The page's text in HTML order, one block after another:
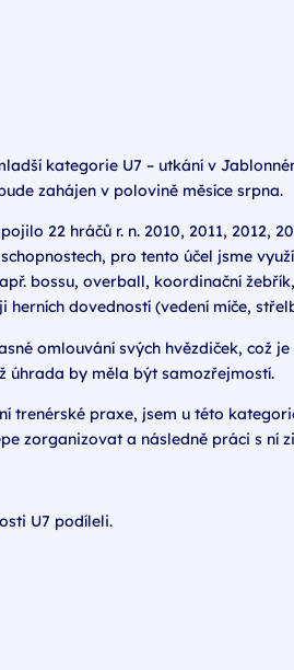
kategorie U7 – utkání v
zahájen v polovině měsíce srpna.
22 hráčů r. n. 2010, 2011, 2012,
pro tento účel jsme
bossu, overball, koordinační
dovedností (vedení míče,
omlouvání svých hvězdiček, což
úhrada by měla být samozřejmostí.
trenérské praxe, jsem u této
zorganizovat a následně práci s ní
U7 podíleli.